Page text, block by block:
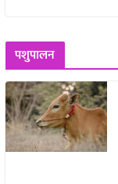
पशुपालन